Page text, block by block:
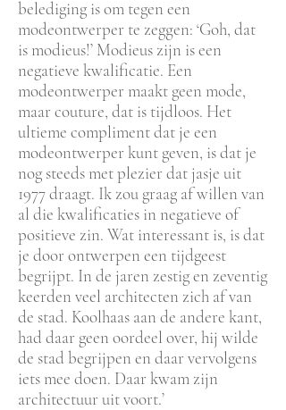
belediging is om tegen een
modeontwerper te zeggen: ‘Goh, dat
is modieus!’ Modieus zijn is een
negatieve kwalificatie. Een
modeontwerper maakt geen mode,
maar couture, dat is tijdloos. Het
ultieme compliment dat je een
modeontwerper kunt geven, is dat je
nog steeds met plezier dat jasje uit
1977 draagt. Ik zou graag af willen van
al die kwalificaties in negatieve of
positieve zin. Wat interessant is, is dat
je door ontwerpen een tijdgeest
begrijpt. In de jaren zestig en zeventig
keerden veel architecten zich af van
de stad. Koolhaas aan de andere kant,
had daar geen oordeel over, hij wilde
de stad begrijpen en daar vervolgens
iets mee doen. Daar kwam zijn
architectuur uit voort.’